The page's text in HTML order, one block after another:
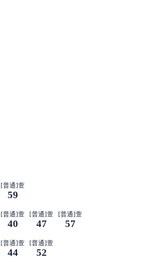
[普通]萱
59
[普通]萱
40
[普通]萱
47
[普通]萱
57
[普通]萱
44
[普通]萱
52